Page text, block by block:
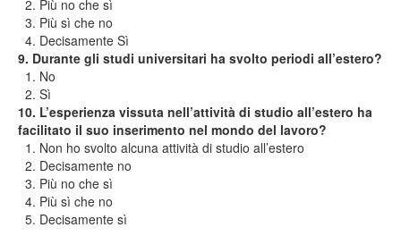
2. Più no che sì
3. Più sì che no
4. Decisamente Sì
9. Durante gli studi universitari ha svolto periodi all’estero?
1. No
2. Sì
10. L’esperienza vissuta nell’attività di studio all’estero ha
facilitato il suo inserimento nel mondo del lavoro?
1. Non ho svolto alcuna attività di studio all’estero
2. Decisamente no
3. Più no che sì
4. Più sì che no
5. Decisamente sì